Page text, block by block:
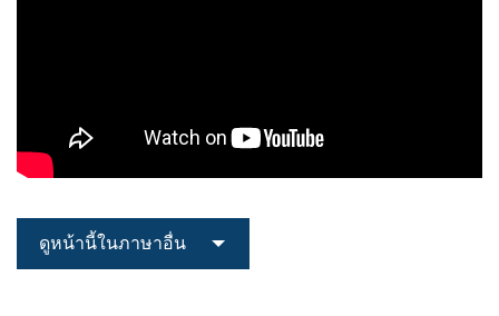
ดูหน้านี้ในภาษาอื่น